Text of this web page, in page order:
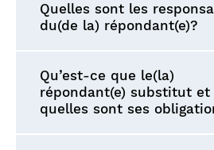
Quelles sont les
du(de la) répondant(e)?
Qu’est-ce que le(la)
répondant(e) substitut et
quelles sont ses